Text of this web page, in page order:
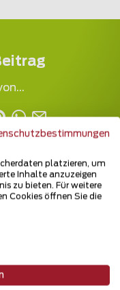
platzieren, um
Inhalte anzuzeigen
zu bieten. Für weitere
Cookies öffnen Sie die